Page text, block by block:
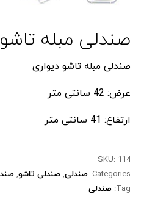
صندلی مبله
صندلی مبله تاشو دیواری
عرض: 42 سانتی متر
ارتفاع: 41 سانتی متر
SKU: 114
Categories: صندلی, صندلی تاشو,
Tag: صندلی